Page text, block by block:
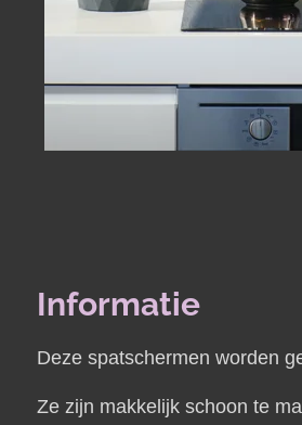
Informatie
Deze spatschermen worden
Ze zijn makkelijk schoon te